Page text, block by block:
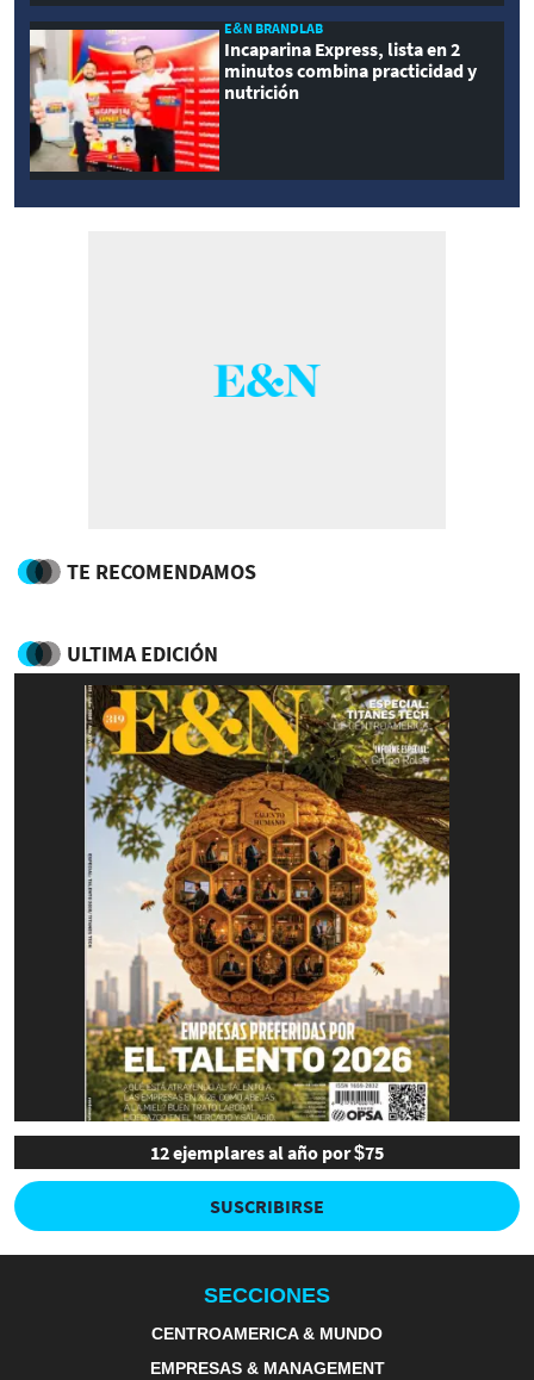
E&N BRANDLAB
Incaparina Express, lista en 2
minutos combina practicidad y
nutrición
TE RECOMENDAMOS
ULTIMA EDICIÓN
12 ejemplares al año por $75
SUSCRIBIRSE
SECCIONES
CENTROAMERICA & MUNDO
EMPRESAS & MANAGEMENT